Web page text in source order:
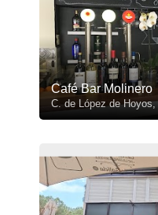
Café Bar Molinero
C. de López de